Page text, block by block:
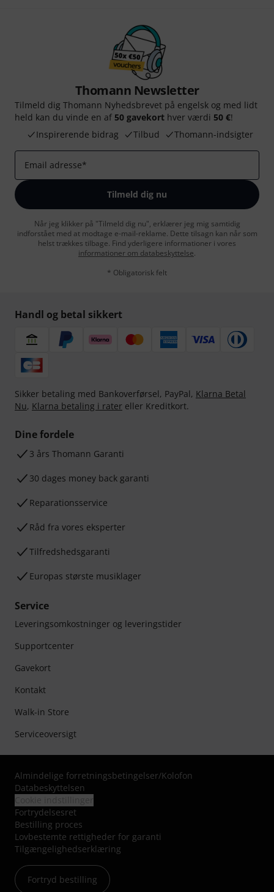
Thomann Newsletter
Tilmeld dig Thomann Nyhedsbrevet på engelsk og med lidt
held kan du vinde en af 50 gavekort hver værdi 50 €!
Inspirerende bidrag
Tilbud Thomann-indsigter
Email adresse*
Tilmeld dig nu
Når jeg klikker på "Tilmeld dig nu", erklærer jeg mig samtidig
indforstået med at modtage e-mail-reklame. Dette tilsagn kan når som
helst trækkes tilbage. Find yderligere informationer i vores
informationer om databeskyttelse.
* Obligatorisk felt
Handl og betal sikkert
Sikker betaling med Bankoverførsel, PayPal, Klarna Betal
Nu, Klarna betaling i rater eller Kreditkort.
Dine fordele
3 års Thomann Garanti
30 dages money back garanti
Reparationsservice
Råd fra vores eksperter
Tilfredshedsgaranti
Europas største musiklager
Service
Leveringsomkostninger og leveringstider
Supportcenter
Gavekort
Kontakt
Walk-in Store
Serviceoversigt
Almindelige forretningsbetingelser/Kolofon
Databeskyttelsen
Fortrydelsesret
Bestilling proces
Lovbestemte rettigheder for garanti
Tilgængelighedserklæring
Fortryd bestilling